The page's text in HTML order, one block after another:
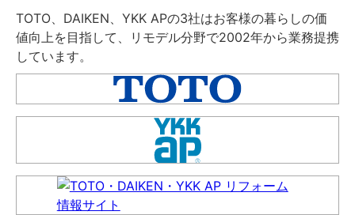
TOTO、DAIKEN、YKK APの3社はお客様の暮らしの価
値向上を目指して、リモデル分野で2002年から業務提携
しています。